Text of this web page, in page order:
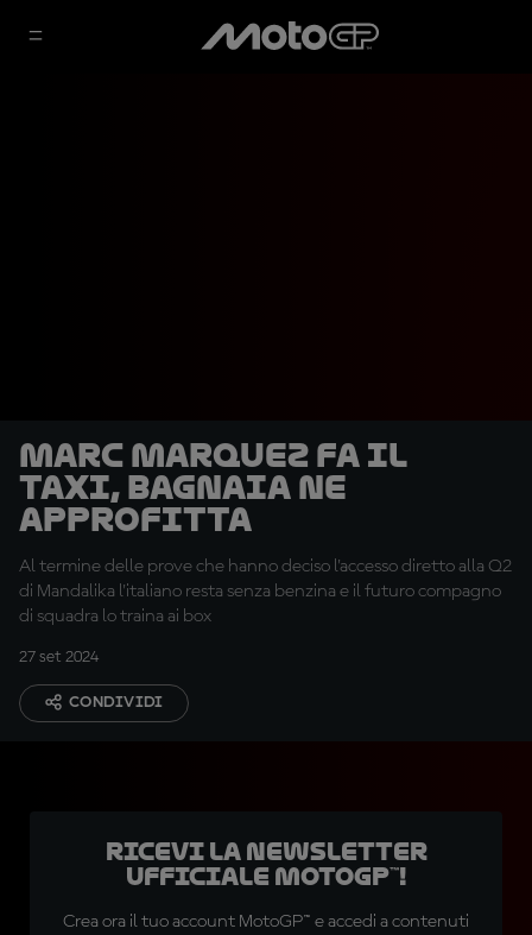
Marc Marquez fa il
taxi, Bagnaia ne
approfitta
Al termine delle prove che hanno deciso l'accesso diretto alla Q2
di Mandalika l'italiano resta senza benzina e il futuro compagno
di squadra lo traina ai box
27 set 2024
CONDIVIDI
Ricevi la newsletter
ufficiale MotoGP™!
Crea ora il tuo account MotoGP™ e accedi a contenuti